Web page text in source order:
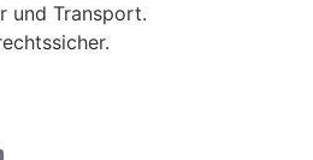
und Transport.